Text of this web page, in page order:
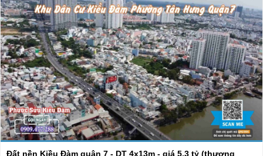
Đất nền Kiều Đàm quận 7 - DT 4x13m - giá 5,3 tỷ (thương